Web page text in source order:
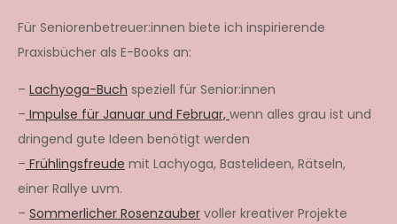
Für Seniorenbetreuer:innen biete ich inspirierende
Praxisbücher als E-Books an:
– Lachyoga-Buch speziell für Senior:innen
– Impulse für Januar und Februar, wenn alles grau ist und
dringend gute Ideen benötigt werden
– Frühlingsfreude mit Lachyoga, Bastelideen, Rätseln,
einer Rallye uvm.
– Sommerlicher Rosenzauber voller kreativer Projekte